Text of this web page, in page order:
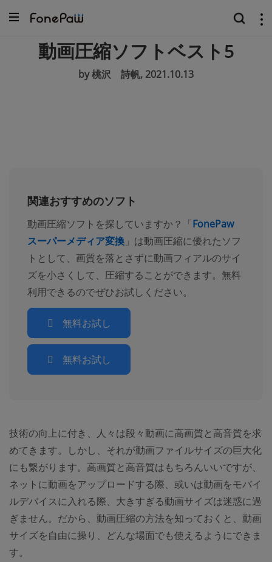
動画圧縮ソフトベスト5
by 桃沢 詩帆, 2021.10.13
関連おすすめのソフト
動画圧縮ソフトを探していますか？「FonePaw
スーパーメディア変換 」は動画圧縮に優れたソフ
トとして、画質を落とさずに動画フィアルのサイ
ズを小さくして、圧縮することができます。無料
利用できるのでぜひお試しください。
無料お試し
無料お試し
技術の向上に付き、人々は段々動画に高画質と高音質を求
めてきます。しかし、それが動画ファイルサイズの巨大化
にも繋がります。高画質と高音質はもちろんいいですが、
ネットに動画をアップロードする際、或いは動画をモバイ
ルデバイスに入れる際、大きすぎる動画サイズは迷惑に過
ぎません。だから、動画圧縮の方法を知っておくと、動画
サイズを自由に操り、どんな場面でも使えるようにできま
す。